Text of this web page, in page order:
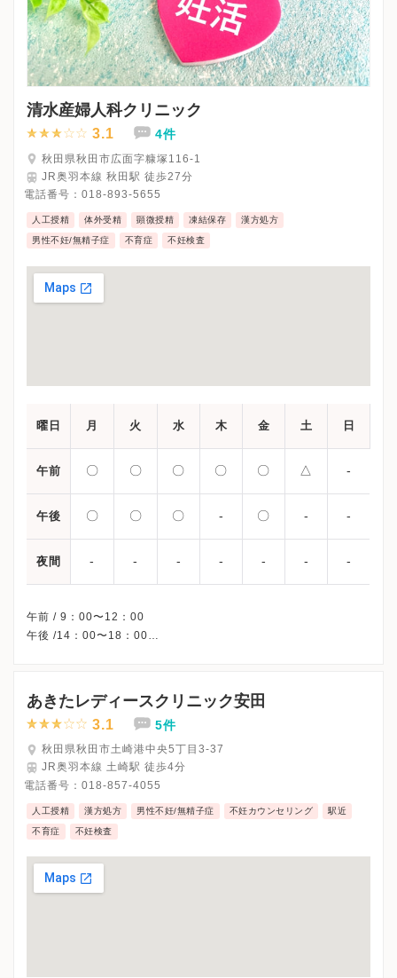
清水産婦人科クリニック
3.1 4件
秋田県秋田市広面字糠塚116-1
JR奥羽本線 秋田駅 徒歩27分
電話番号： 018-893-5655
人工授精 体外受精 顕微授精 凍結保存 漢方処方
男性不妊/無精子症 不育症 不妊検査
曜日 月 火 水 木 金 土 日
午前 〇 〇 〇 〇 〇 △ -
午後 〇 〇 〇 - 〇 - -
夜間 - - - - - - -
午前 / 9：00〜12：00
午後 /14：00〜18：00
※詳細はクリニックHPを確認、または直接お問い合わせくださ
あきたレディースクリニック安田
3.1 5件
秋田県秋田市土崎港中央5丁目3-37
JR奥羽本線 土崎駅 徒歩4分
電話番号： 018-857-4055
人工授精 漢方処方 男性不妊/無精子症 不妊カウンセリング 駅近
不育症 不妊検査